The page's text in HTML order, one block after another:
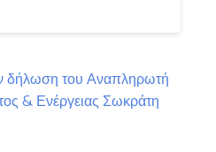
δήλωση του Αναπληρωτή
& Ενέργειας Σωκράτη